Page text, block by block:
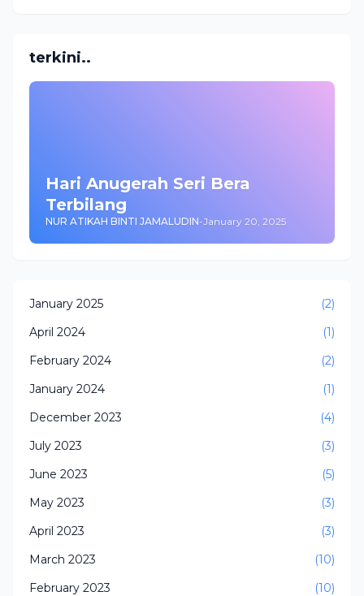
terkini..
Hari Anugerah Seri Bera
Terbilang
NUR ATIKAH BINTI JAMALUDIN-January 20, 2025
January 2025
(2)
April 2024
(1)
February 2024
(2)
January 2024
(1)
December 2023
(4)
July 2023
(3)
June 2023
(5)
May 2023
(3)
April 2023
(3)
March 2023
(10)
February 2023
(10)